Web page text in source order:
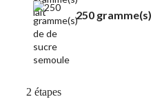
250 gramme(s)
2 étapes